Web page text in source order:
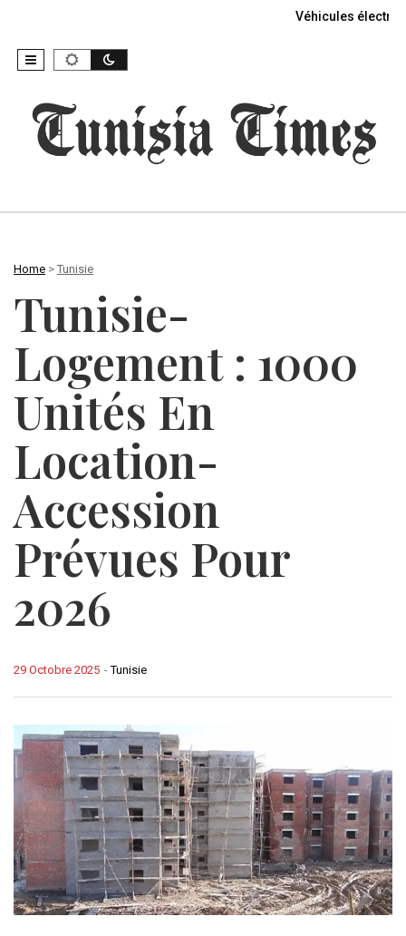
Véhicules
Home > Tunisie
Tunisie-
Logement : 1000
Unités En
Location-
Accession
Prévues Pour
2026
-Tunisie
29 Octobre 2025